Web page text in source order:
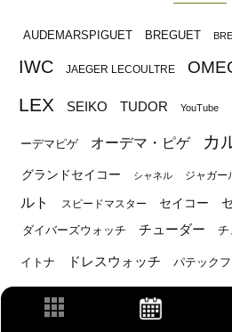
AUDEMARSPIGUET BREGUET
IWC JAEGER LECOULTRE
LEX
SEIKO TUDOR YouTube
ーデマピゲ オーデマ・ピゲ カ
グランドセイコー シャネル ジャガー
ルト
スピードマスター セイコー
ダイバーズウォッチ チューダー チ
イトナ ドレスウォッチ パテック
フィリップ
パネライ ブラ